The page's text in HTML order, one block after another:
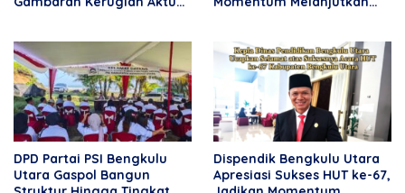
DPD Partai PSI Bengkulu
Utara Gaspol Bangun
Dispendik Bengkulu Utara
Apresiasi Sukses HUT ke-67,